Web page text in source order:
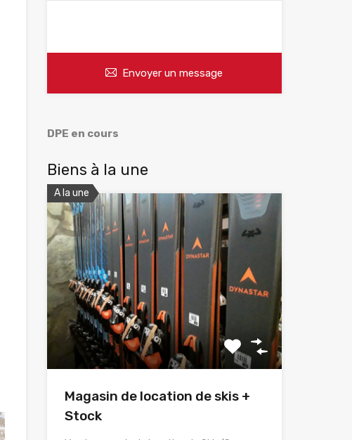
Envoyer un message
DPE en cours
Biens à la une
A la une
Magasin de location de skis +
Stock